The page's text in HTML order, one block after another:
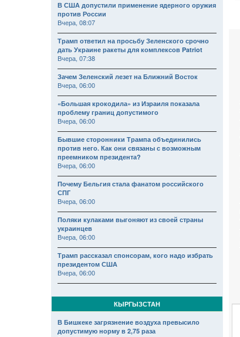
В США допустили применение ядерного оружия
против России
Вчера, 08:07
Трамп ответил на просьбу Зеленского срочно
дать Украине ракеты для комплексов Patriot
Вчера, 07:38
Зачем Зеленский лезет на Ближний Восток
Вчера, 06:00
«Большая крокодила» из Израиля показала
проблему границ допустимого
Вчера, 06:00
Бывшие сторонники Трампа объединились
против него. Как они связаны с возможным
преемником президента?
Вчера, 06:00
Почему Бельгия стала фанатом российского
СПГ
Вчера, 06:00
Поляки кулаками выгоняют из своей страны
украинцев
Вчера, 06:00
Трамп рассказал спонсорам, кого надо избрать
президентом США
Вчера, 06:00
КЫРГЫЗСТАН
В Бишкеке загрязнение воздуха превысило
допустимую норму в 2,75 раза